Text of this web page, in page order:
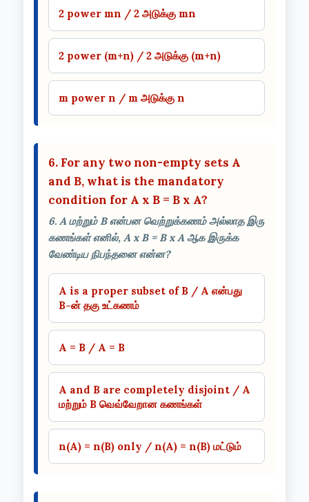
2 power mn / 2 அடுக்கு mn
2 power (m+n) / 2 அடுக்கு (m+n)
m power n / m அடுக்கு n
6. For any two non-empty sets A
and B, what is the mandatory
condition for A x B = B x A?
6. A மற்றும் B என்பன வெற்றுக்கணம் அல்லாத இரு
கணங்கள் எனில், A x B = B x A ஆக இருக்க
வேண்டிய நிபந்தனை என்ன?
A is a proper subset of B / A என்பது
B-ன் தகு உட்கணம்
A = B / A = B
A and B are completely disjoint / A
மற்றும் B வெவ்வேறான கணங்கள்
n(A) = n(B) only / n(A) = n(B) மட்டும்